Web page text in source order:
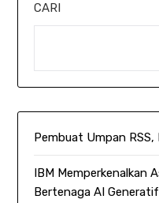
CARI
Pembuat Umpan
IBM Memperkenalkan
Bertenaga AI